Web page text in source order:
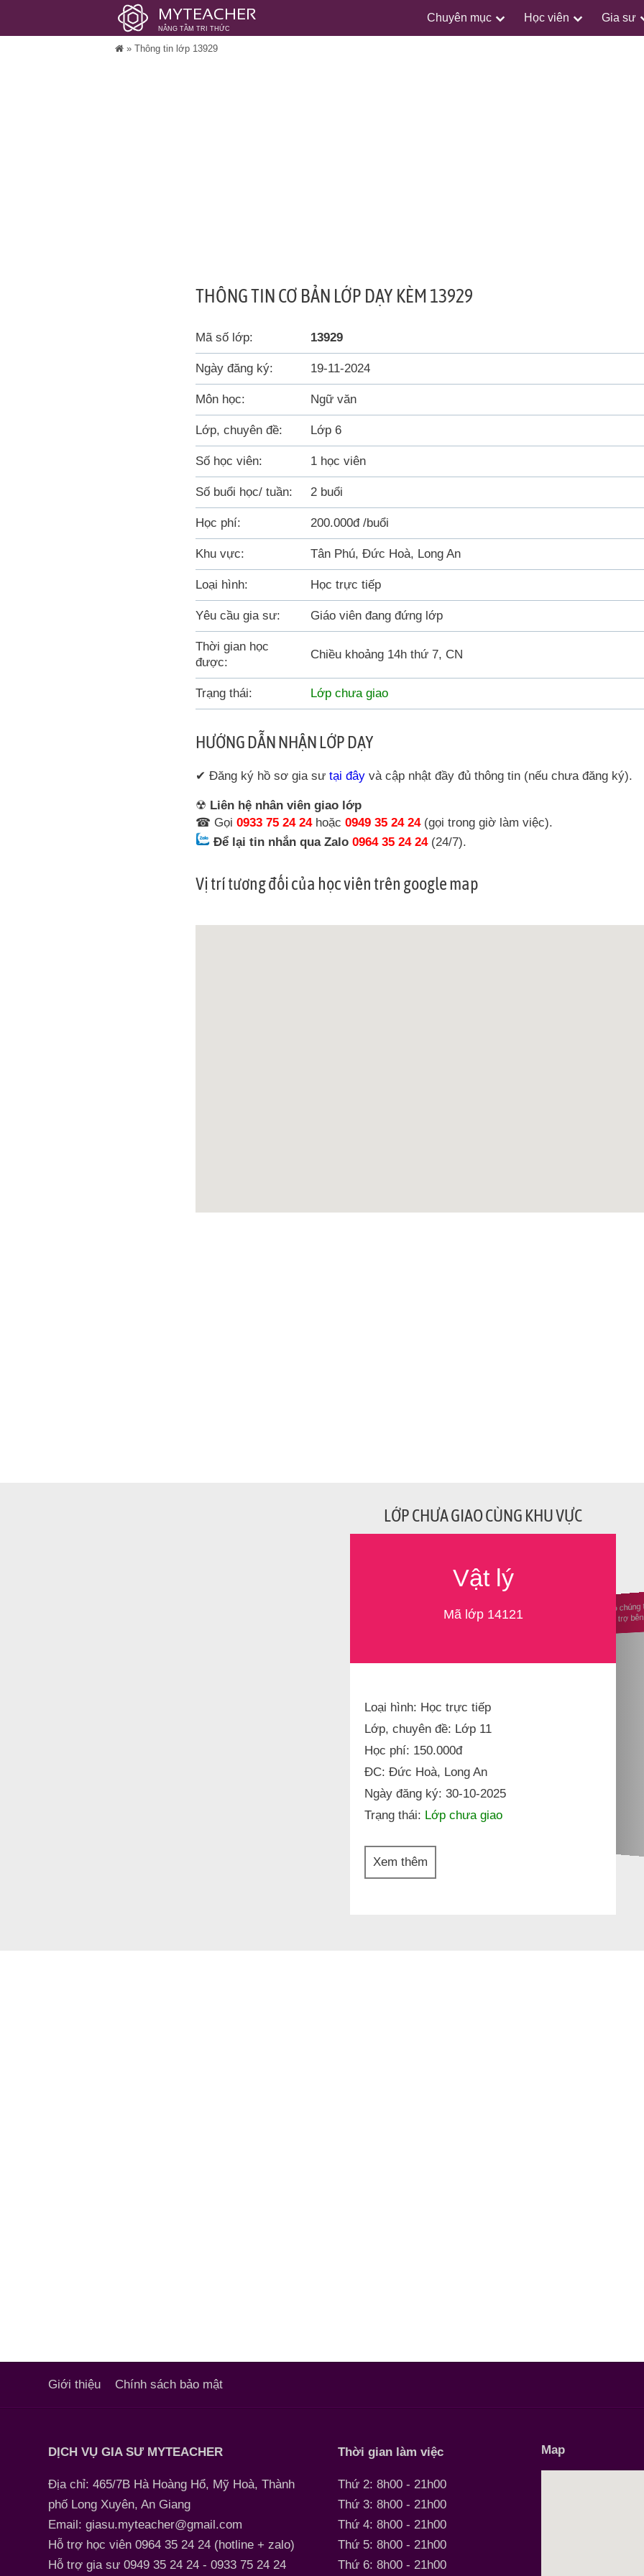
MYTEACHER
NÂNG TẦM TRI THỨC
Chuyên mục Học viên Gia sư
» Thông tin lớp 13929
THÔNG TIN CƠ BẢN LỚP DẠY KÈM 13929
Mã số lớp: 13929
Ngày đăng ký: 19-11-2024
Môn học: Ngữ văn
Lớp, chuyên đề: Lớp 6
Số học viên: 1 học viên
Số buổi học/ tuần: 2 buổi
Học phí: 200.000đ /buổi
Khu vực: Tân Phú, Đức Hoà, Long An
Loại hình: Học trực tiếp
Yêu cầu gia sư: Giáo viên đang đứng lớp
Thời gian học
được:
Chiều khoảng 14h thứ 7, CN
Trạng thái: Lớp chưa giao
HƯỚNG DẪN NHẬN LỚP DẠY
✔ Đăng ký hồ sơ gia sư tại đây và cập nhật đầy đủ thông tin (nếu chưa đăng ký).
☢ Liên hệ nhân viên giao lớp
☎ Gọi 0933 75 24 24hoặc 0949 35 24 24(gọi trong giờ làm việc).
Để lại tin nhắn qua Zalo 0964 35 24 24(24/7).
Vị trí tương đối của học viên trên google map
LỚP CHƯA GIAO CÙNG KHU VỰC
Vật lý
Mã lớp 14121
Loại hình: Học trực tiếp
Lớp, chuyên đề: Lớp 11
Học phí: 150.000đ
ĐC: Đức Hoà, Long An
Ngày đăng ký: 30-10-2025
Trạng thái: Lớp chưa giao
Xem thêm
Ủng hộ
nhà tài trợ
Giới thiệu Chính sách bảo mật
DỊCH VỤ GIA SƯ MYTEACHER
Địa chỉ: 465/7B Hà Hoàng Hổ, Mỹ Hoà, Thành
phố Long Xuyên, An Giang
Email: giasu.myteacher@gmail.com
Hỗ trợ học viên 0964 35 24 24 (hotline + zalo)
Hỗ trợ gia sư 0949 35 24 24 - 0933 75 24 24
Thời gian làm việc
Thứ 2: 8h00 - 21h00
Thứ 3: 8h00 - 21h00
Thứ 4: 8h00 - 21h00
Thứ 5: 8h00 - 21h00
Thứ 6: 8h00 - 21h00
Map